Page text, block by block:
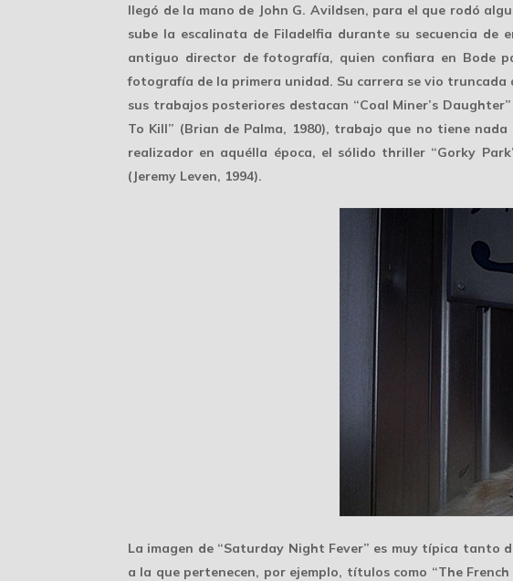
llegó de la mano de John G. Avildsen, para el que rodó
sube la escalinata de Filadelfia durante su secuencia de
antiguo director de fotografía, quien confiara en Bode
fotografía de la primera unidad. Su carrera se vio truncada
sus trabajos posteriores destacan “Coal Miner’s
To Kill” (Brian de Palma, 1980), trabajo que no tiene
realizador en aquélla época, el sólido thriller “Gorky
(Jeremy Leven, 1994).
La imagen de “Saturday Night Fever” es muy típica tanto
a la que pertenecen, por ejemplo, títulos como “The